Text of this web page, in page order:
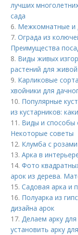
лучших
сада
6. Межкомнатные и
7.Ограда из
Преимущества
8. Виды живых
растений для
9. Карликовые
хвойники для
10. Популярные
из кустарников:
11. Виды и способы
Некоторые советы
12. Клумба с
13.Арка в
14.Фото
арок из дерева.
15.Садовая арка и
16. Полуарка из
дизайна арок
17.Делаем арку
установить арку